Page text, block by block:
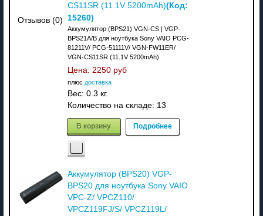
Отзывов (0)
CS11SR (11.1V 5200mAh)(Код:
15260)
Аккумулятор (BPS21) VGN-CS | VGP-
BPS21A/B для ноутбука Sony VAIO PCG-
81211V/ PCG-51111V/ VGN-FW11ER/
VGN-CS11SR (11.1V 5200mAh)
Цена: 2250 руб
плюс доставка
Вес: 0.3 кг.
Количество на складе: 13
В корзину Подробнее
Аккумулятор (BPS20) VGP-
BPS20 для ноутбука Sony VAIO
VPC-Z/ VPCZ110/
VPCZ119FJ/S/ VPCZ119L/